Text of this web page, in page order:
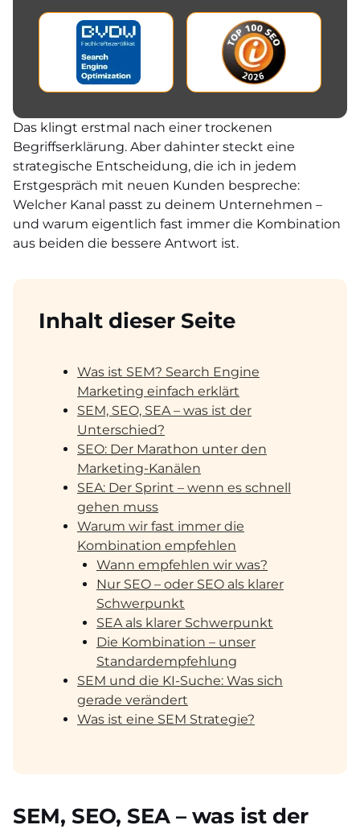
Das klingt erstmal nach einer trockenen
Begriffserklärung. Aber dahinter steckt eine
strategische Entscheidung, die ich in jedem
Erstgespräch mit neuen Kunden bespreche:
Welcher Kanal passt zu deinem Unternehmen –
und warum eigentlich fast immer die Kombination
aus beiden die bessere Antwort ist.
Inhalt dieser Seite
Was ist SEM? Search Engine
Marketing einfach erklärt
SEM, SEO, SEA – was ist der
Unterschied?
SEO: Der Marathon unter den
Marketing-Kanälen
SEA: Der Sprint – wenn es schnell
gehen muss
Warum wir fast immer die
Kombination empfehlen
Wann empfehlen wir was?
Nur SEO – oder SEO als klarer
Schwerpunkt
SEA als klarer Schwerpunkt
Die Kombination – unser
Standardempfehlung
SEM und die KI-Suche: Was sich
gerade verändert
Was ist eine SEM Strategie?
SEM, SEO, SEA – was ist der